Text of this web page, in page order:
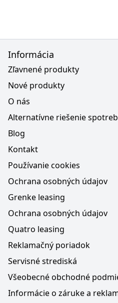
Informácia
Zľavnené produkty
Nové produkty
O nás
Alternatívne riešenie
Blog
Kontakt
Používanie cookies
Ochrana osobných údajov
Grenke leasing
Ochrana osobných údajov
Quatro leasing
Reklamačný poriadok
Servisné strediská
Všeobecné obchodné
Informácie o záruke a